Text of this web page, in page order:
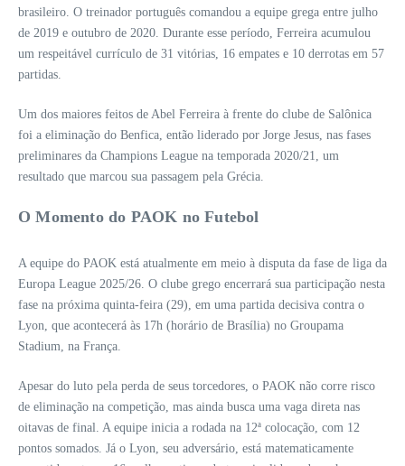
brasileiro. O treinador português comandou a equipe grega entre julho
de 2019 e outubro de 2020. Durante esse período, Ferreira acumulou
um respeitável currículo de 31 vitórias, 16 empates e 10 derrotas em 57
partidas.
Um dos maiores feitos de Abel Ferreira à frente do clube de Salônica
foi a eliminação do Benfica, então liderado por Jorge Jesus, nas fases
preliminares da Champions League na temporada 2020/21, um
resultado que marcou sua passagem pela Grécia.
O Momento do PAOK no Futebol
A equipe do PAOK está atualmente em meio à disputa da fase de liga da
Europa League 2025/26. O clube grego encerrará sua participação nesta
fase na próxima quinta-feira (29), em uma partida decisiva contra o
Lyon, que acontecerá às 17h (horário de Brasília) no Groupama
Stadium, na França.
Apesar do luto pela perda de seus torcedores, o PAOK não corre risco
de eliminação na competição, mas ainda busca uma vaga direta nas
oitavas de final. A equipe inicia a rodada na 12ª colocação, com 12
pontos somados. Já o Lyon, seu adversário, está matematicamente